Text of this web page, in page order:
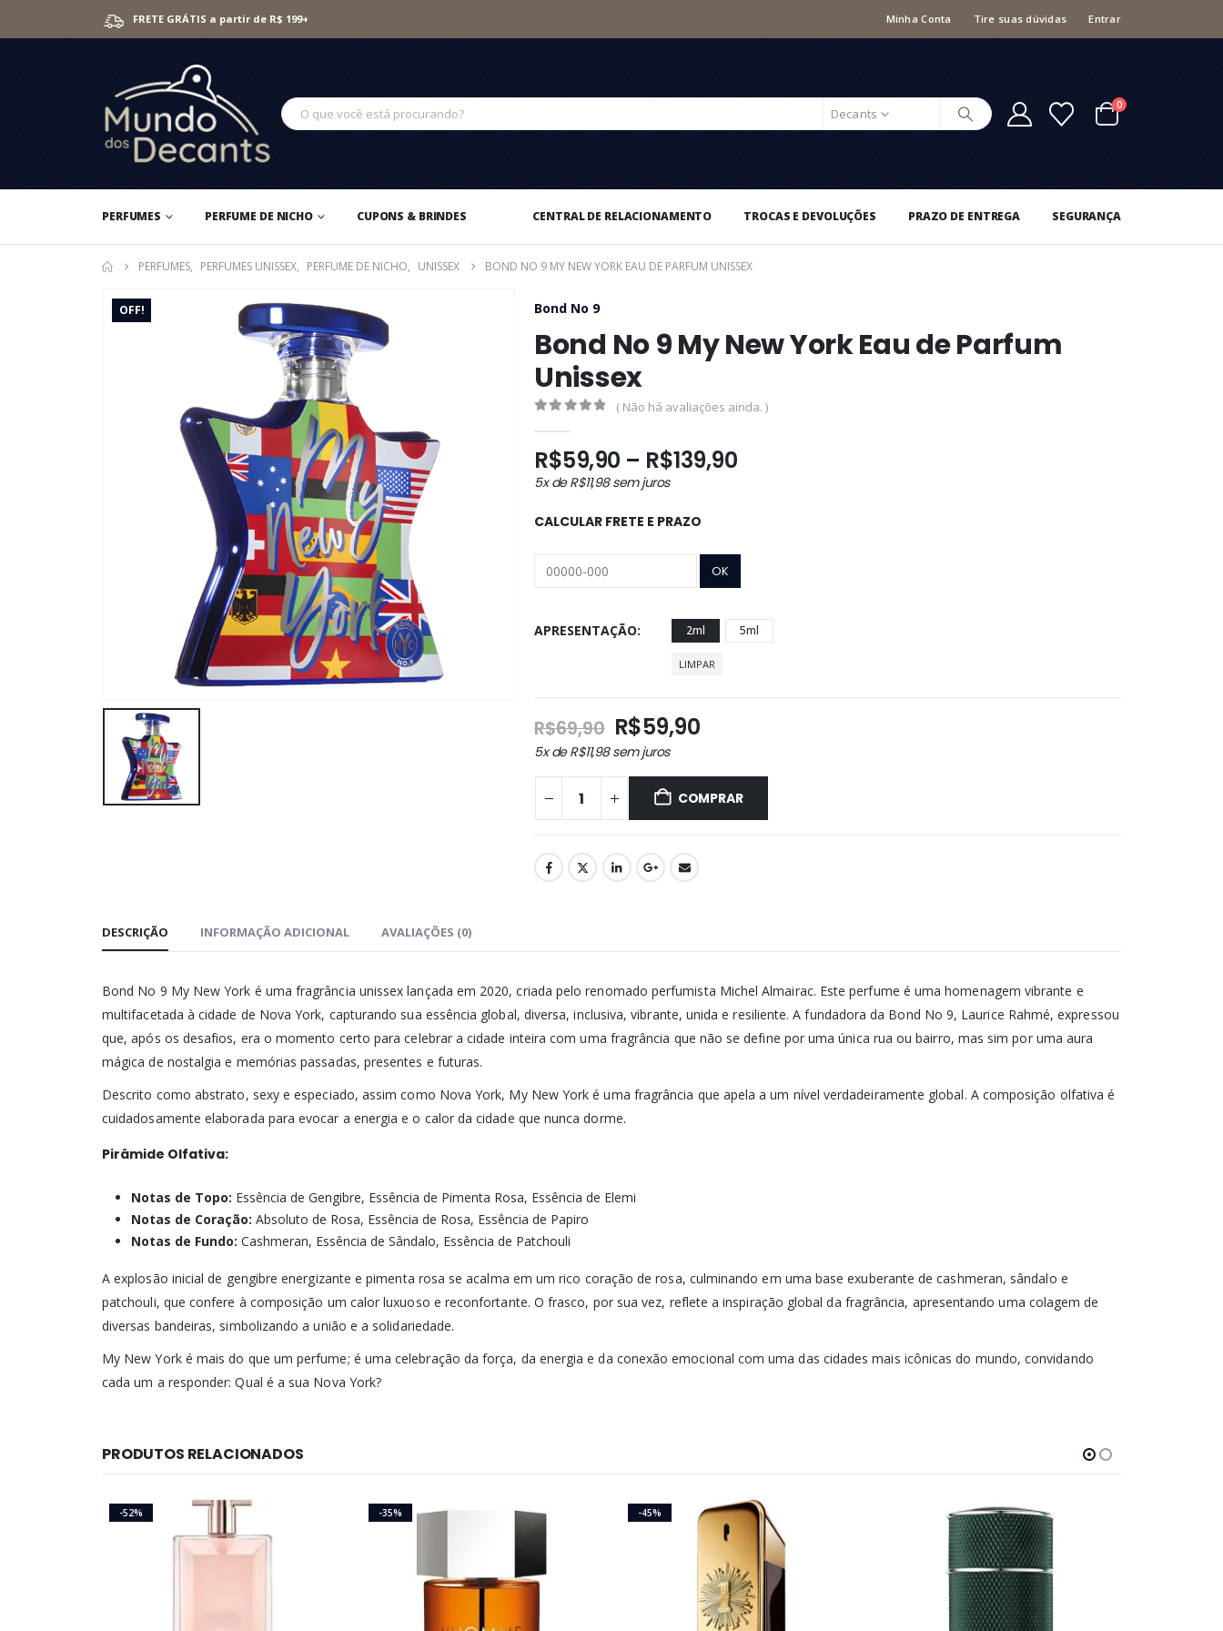
FRETE GRÁTIS a partir de R$ 199+ Minha Conta Tire suas dúvidas Entrar
Decants
0
PERFUMES PERFUME DE NICHO CUPONS & BRINDES CENTRAL DE RELACIONAMENTO TROCAS E DEVOLUÇÕES PRAZO DE ENTREGA SEGURANÇA
PERFUMES, PERFUMES UNISSEX, PERFUME DE NICHO, UNISSEX BOND NO 9 MY NEW YORK EAU DE PARFUM UNISSEX
OFF! Bond No 9
Bond No 9 My New York Eau de Parfum
Unissex
( Não há avaliações ainda. )
R$59,90 – R$139,90Faixa
através
5x deR$11,98sem juros
CALCULAR FRETE E PRAZO
APRESENTAÇÃO 2ml 5ml
LIMPAR
R$69,90 O
preço
original
era:
R$69,90.
R$59,90O
atual
é:
R$59,90.
5x deR$11,98sem juros
COMPRAR
DESCRIÇÃO INFORMAÇÃO ADICIONAL AVALIAÇÕES (0)
Bond No 9 My New York é uma fragrância unissex lançada em 2020, criada pelo renomado perfumista Michel Almairac. Este perfume é uma homenagem vibrante e
multifacetada à cidade de Nova York, capturando sua essência global, diversa, inclusiva, vibrante, unida e resiliente. A fundadora da Bond No 9, Laurice Rahmé, expressou
que, após os desafios, era o momento certo para celebrar a cidade inteira com uma fragrância que não se define por uma única rua ou bairro, mas sim por uma aura
mágica de nostalgia e memórias passadas, presentes e futuras.
Descrito como abstrato, sexy e especiado, assim como Nova York, My New York é uma fragrância que apela a um nível verdadeiramente global. A composição olfativa é
cuidadosamente elaborada para evocar a energia e o calor da cidade que nunca dorme.
Pirâmide Olfativa:
Notas de Topo: Essência de Gengibre, Essência de Pimenta Rosa, Essência de Elemi
Notas de Coração: Absoluto de Rosa, Essência de Rosa, Essência de Papiro
Notas de Fundo: Cashmeran, Essência de Sândalo, Essência de Patchouli
A explosão inicial de gengibre energizante e pimenta rosa se acalma em um rico coração de rosa, culminando em uma base exuberante de cashmeran, sândalo e
patchouli, que confere à composição um calor luxuoso e reconfortante. O frasco, por sua vez, reflete a inspiração global da fragrância, apresentando uma colagem de
diversas bandeiras, simbolizando a união e a solidariedade.
My New York é mais do que um perfume; é uma celebração da força, da energia e da conexão emocional com uma das cidades mais icônicas do mundo, convidando
cada um a responder: Qual é a sua Nova York?
PRODUTOS RELACIONADOS
-52% -35% -45%